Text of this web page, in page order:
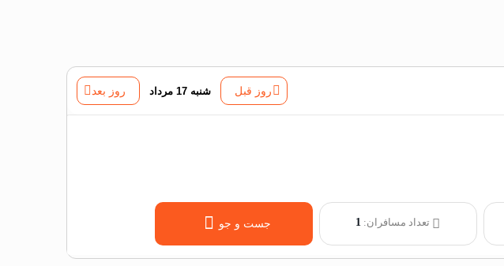
روز قبل شنبه 17 مرداد روز بعد
تعداد مسافران:1 جست و جو